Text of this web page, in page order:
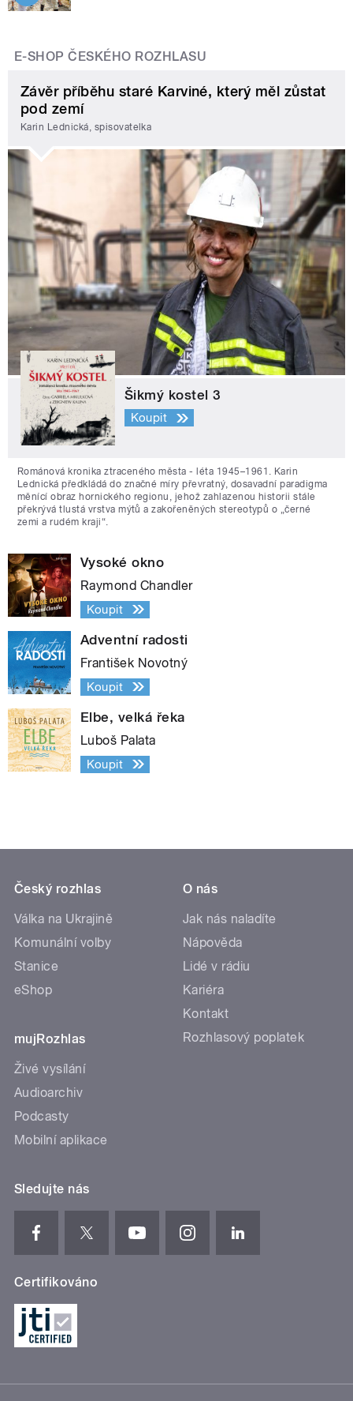
E-SHOP ČESKÉHO ROZHLASU
Závěr příběhu staré Karviné, který měl zůstat
pod zemí
Karin Lednická, spisovatelka
Šikmý kostel 3
Koupit
Románová kronika ztraceného města - léta 1945–1961. Karin
Lednická předkládá do značné míry převratný, dosavadní paradigma
měnící obraz hornického regionu, jehož zahlazenou historii stále
překrývá tlustá vrstva mýtů a zakořeněných stereotypů o „černé
zemi a rudém kraji“.
Vysoké okno
Raymond Chandler
Koupit
Adventní radosti
František Novotný
Koupit
Elbe, velká řeka
Luboš Palata
Koupit
Český rozhlas
Válka na Ukrajině
Komunální volby
Stanice
eShop
mujRozhlas
Živé vysílání
Audioarchiv
Podcasty
Mobilní aplikace
O nás
Jak nás naladíte
Nápověda
Lidé v rádiu
Kariéra
Kontakt
Rozhlasový poplatek
Sledujte nás
Certifikováno